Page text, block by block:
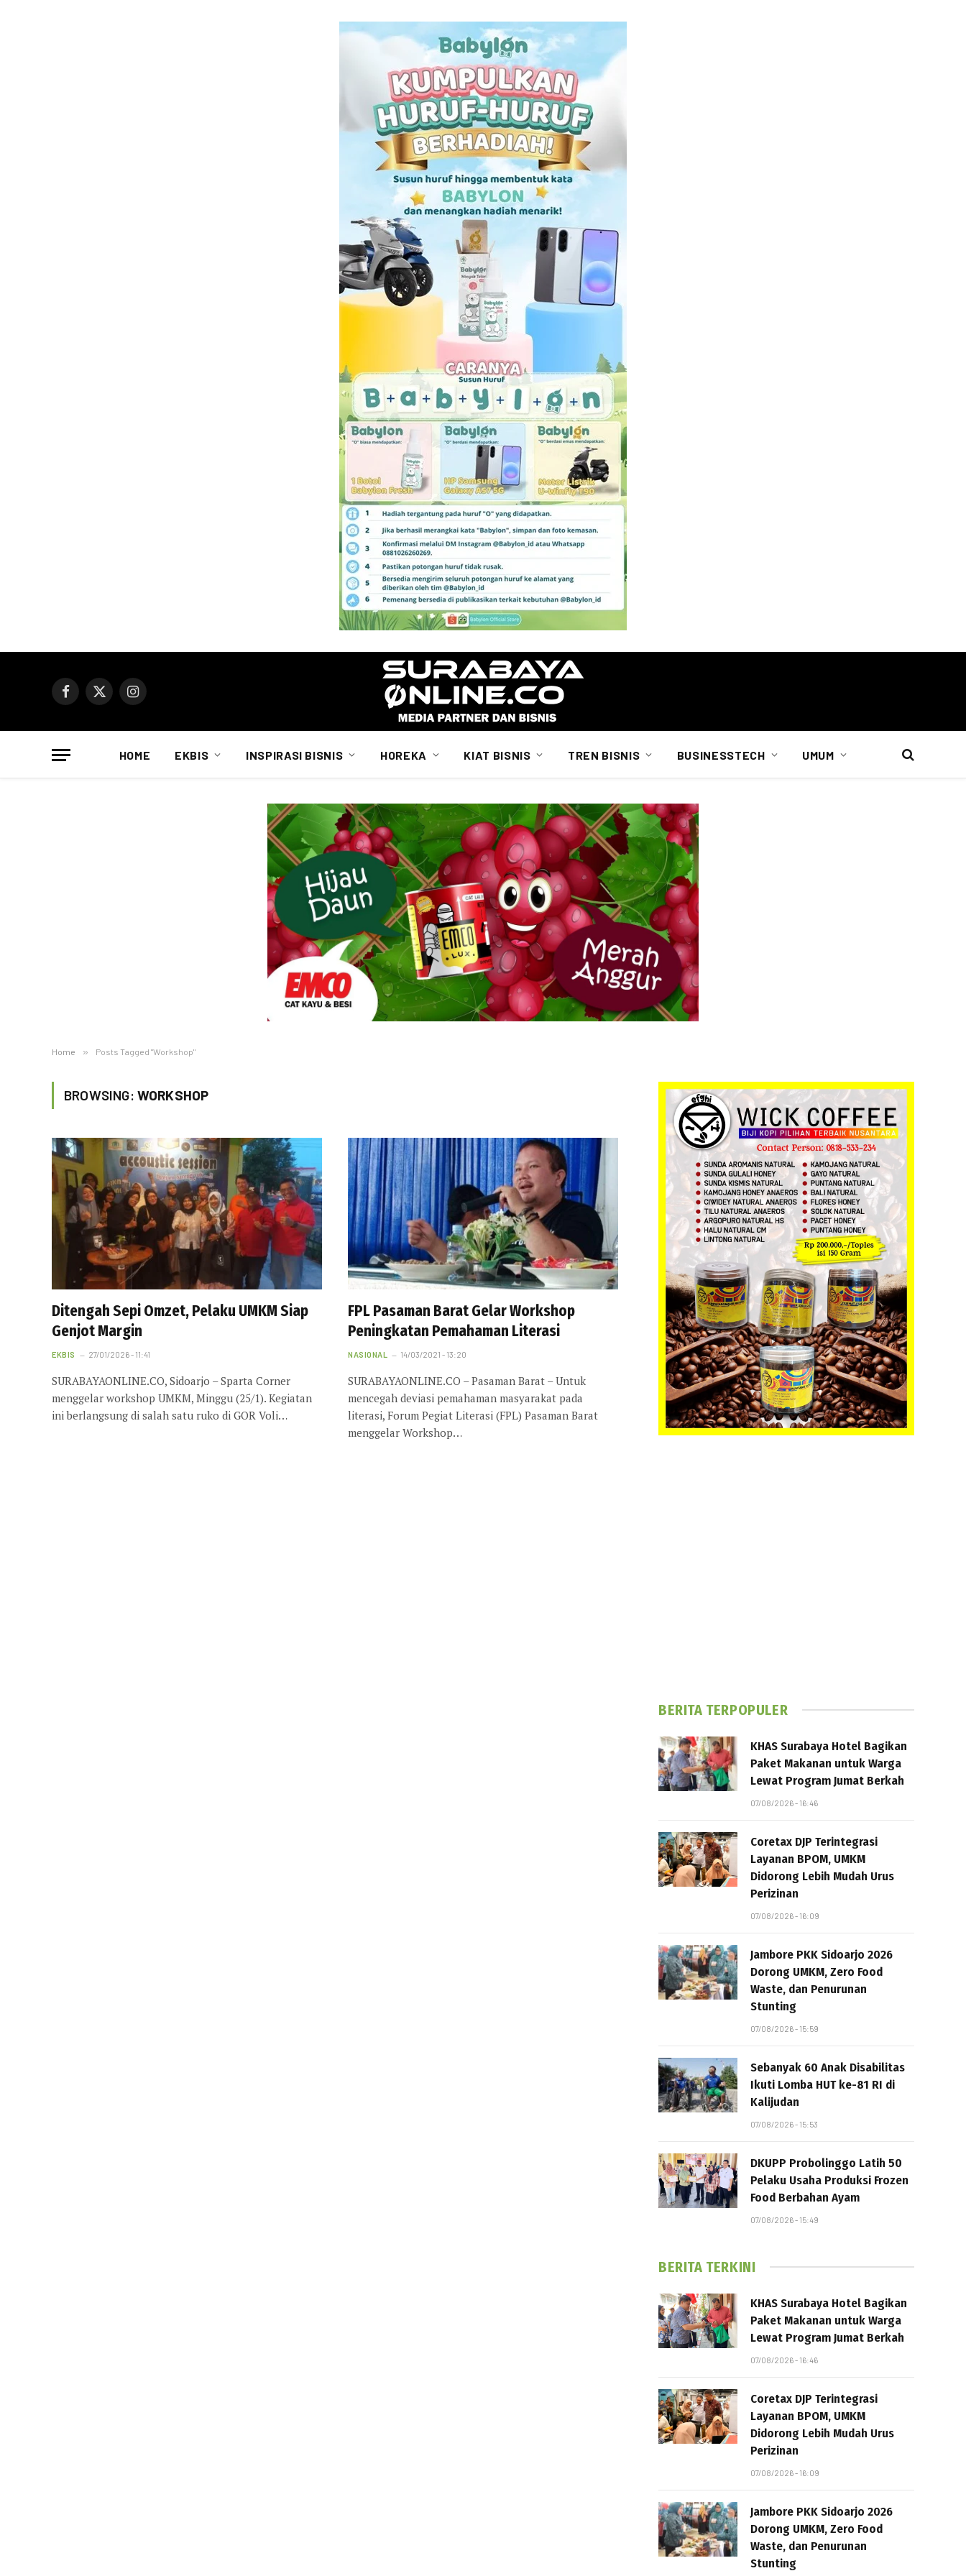
Facebook
X
Instagram
HOME EKBIS INSPIRASI BISNIS HOREKA KIAT BISNIS TREN BISNIS BUSINESSTECH UMUM
Home » Posts Tagged "Workshop"
BROWSING: WORKSHOP
Ditengah Sepi Omzet, Pelaku UMKM Siap
Genjot Margin
EKBIS 27/01/2026 - 11:41
SURABAYAONLINE.CO, Sidoarjo – Sparta Corner
menggelar workshop UMKM, Minggu (25/1). Kegiatan
ini berlangsung di salah satu ruko di GOR Voli…
FPL Pasaman Barat Gelar Workshop
Peningkatan Pemahaman Literasi
NASIONAL 14/03/2021 - 13:20
SURABAYAONLINE.CO – Pasaman Barat – Untuk
mencegah deviasi pemahaman masyarakat pada
literasi, Forum Pegiat Literasi (FPL) Pasaman Barat
menggelar Workshop…
BERITA TERPOPULER
KHAS Surabaya Hotel Bagikan
Paket Makanan untuk Warga
Lewat Program Jumat Berkah
07/08/2026 - 16:46
Coretax DJP Terintegrasi
Layanan BPOM, UMKM
Didorong Lebih Mudah Urus
Perizinan
07/08/2026 - 16:09
Jambore PKK Sidoarjo 2026
Dorong UMKM, Zero Food
Waste, dan Penurunan
Stunting
07/08/2026 - 15:59
Sebanyak 60 Anak Disabilitas
Ikuti Lomba HUT ke-81 RI di
Kalijudan
07/08/2026 - 15:53
DKUPP Probolinggo Latih 50
Pelaku Usaha Produksi Frozen
Food Berbahan Ayam
07/08/2026 - 15:49
BERITA TERKINI
KHAS Surabaya Hotel Bagikan
Paket Makanan untuk Warga
Lewat Program Jumat Berkah
07/08/2026 - 16:46
Coretax DJP Terintegrasi
Layanan BPOM, UMKM
Didorong Lebih Mudah Urus
Perizinan
07/08/2026 - 16:09
Jambore PKK Sidoarjo 2026
Dorong UMKM, Zero Food
Waste, dan Penurunan
Stunting